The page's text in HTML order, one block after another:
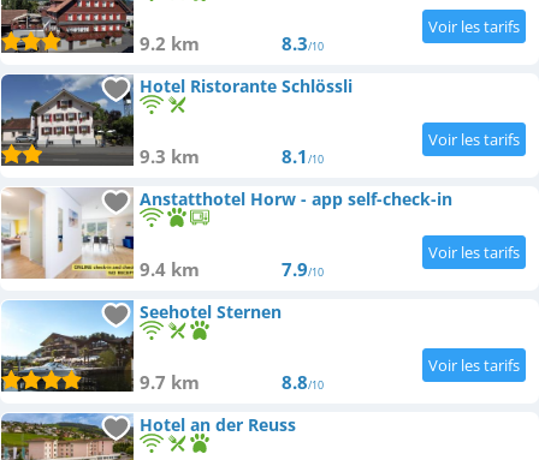
9.2 km 8.3/10
Hotel Ristorante Schlössli
9.3 km 8.1/10
Anstatthotel Horw - app self-check-in
9.4 km 7.9/10
Seehotel Sternen
9.7 km 8.8/10
Hotel an der Reuss